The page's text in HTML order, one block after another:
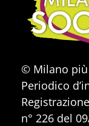
© Milano più
Periodico
n° 226 del